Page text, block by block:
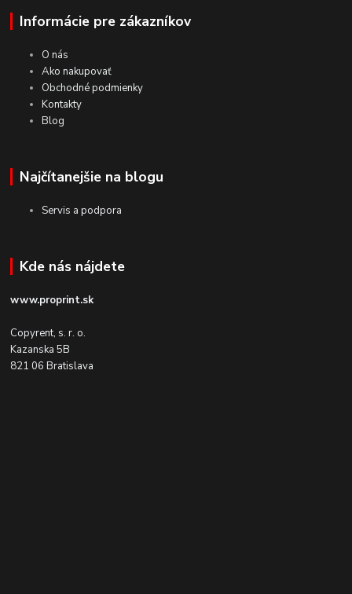
Informácie pre zákazníkov
O nás
Ako nakupovať
Obchodné podmienky
Kontakty
Blog
Najčítanejšie na blogu
Servis a podpora
Kde nás nájdete
www.proprint.sk
Copyrent, s. r. o.
Kazanska 5B
821 06 Bratislava